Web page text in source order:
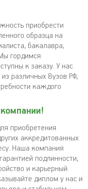
приобрести
образца на
бакалавра,
гордимся
к заказу. У нас
различных Вузов РФ,
каждого
приобретения
аккредитованных
Наша компания
подлинности,
и карьерный
диплом у нас и